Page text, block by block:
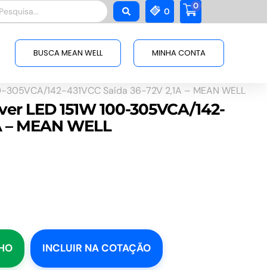
0
0
BUSCA MEAN WELL MINHA CONTA
142-431VCC Saída 36-72V 2,1A – MEAN WELL
LED 151W 100-305VCA/142-
– MEAN WELL
INCLUIR NA COTAÇÃO